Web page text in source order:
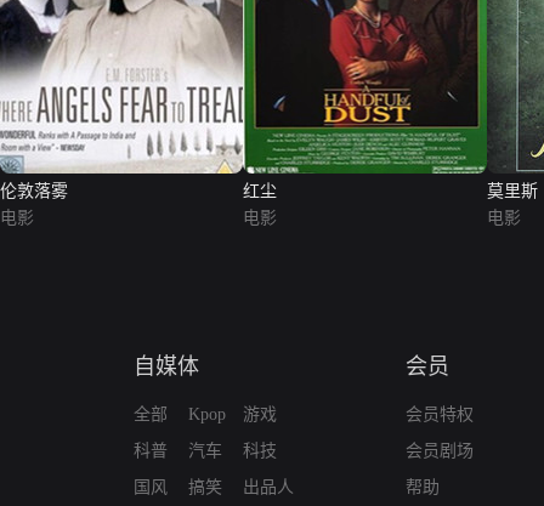
伦敦落雾
电影
红尘
电影
莫里斯
电影
自媒体
全部
科普
国风
Kpop
汽车
搞笑
游戏
科技
出品人
会员
会员特权
会员剧场
帮助